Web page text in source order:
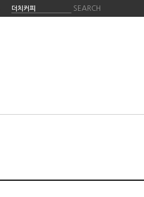
SEARCH